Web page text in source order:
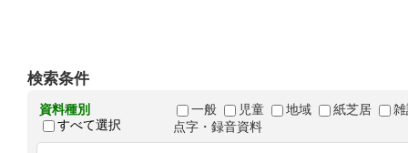
検索条件
資料種別
すべて選択
一般 児童 地域 紙芝居
点字・録音資料